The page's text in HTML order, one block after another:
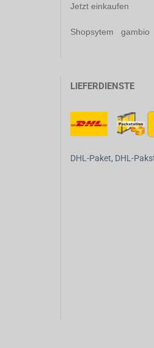
Jetzt einkaufen
Shopsytem gambio
LIEFERDIENSTE
DHL-Paket, DHL-